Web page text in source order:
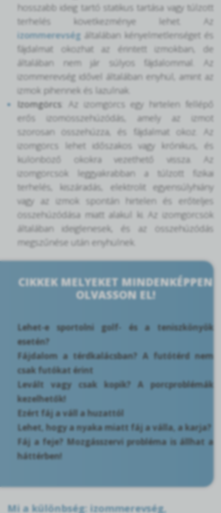
hosszabb ideig tartó statikus tartása vagy túlzott
terhelés következménye lehet. Az
izommerevség általában kényelmetlenséget és
fájdalmat okozhat az érintett izmokban, de
általában nem jár súlyos fájdalommal. Az
izommerevség idővel általában enyhül, amint az
izmok pihennek és lazulnak.
Izomgörcs : Az izomgörcs egy hirtelen fellépő
erős izomösszehúzódás, amely az izmot
szorosan összehúzza, és fájdalmat okoz. Az
izomgörcs lehet időszakos vagy krónikus, és
különböző okokra vezethető vissza. Az
izomgörcsök leggyakrabban a túlzott fizikai
terhelés, kiszáradás, elektrolit egyensúlyhiány
vagy az izmok spontán hirtelen és erőteljes
összehúzódása miatt alakul ki. Az izomgörcsök
általában ideiglenesek, és az összehúzódás
megszűnése után enyhülnek.
CIKKEK MELYEKET MINDENKÉPPEN
OLVASSON EL!
Lehet-e sportolni golf- és a teniszkönyök
esetén?
Fájdalom a térdkalácsban? A futótérd nem
csak futókat érint
Levált vagy csak kopik? A porcproblémák
kezelhetők!
Ezért fáj a váll a huzattól
Lehet, hogy a nyaka miatt fáj a válla, a karja?
Fáj a feje? Mozgásszervi probléma is állhat a
háttérben!
Mi a különbség: izommerevség,